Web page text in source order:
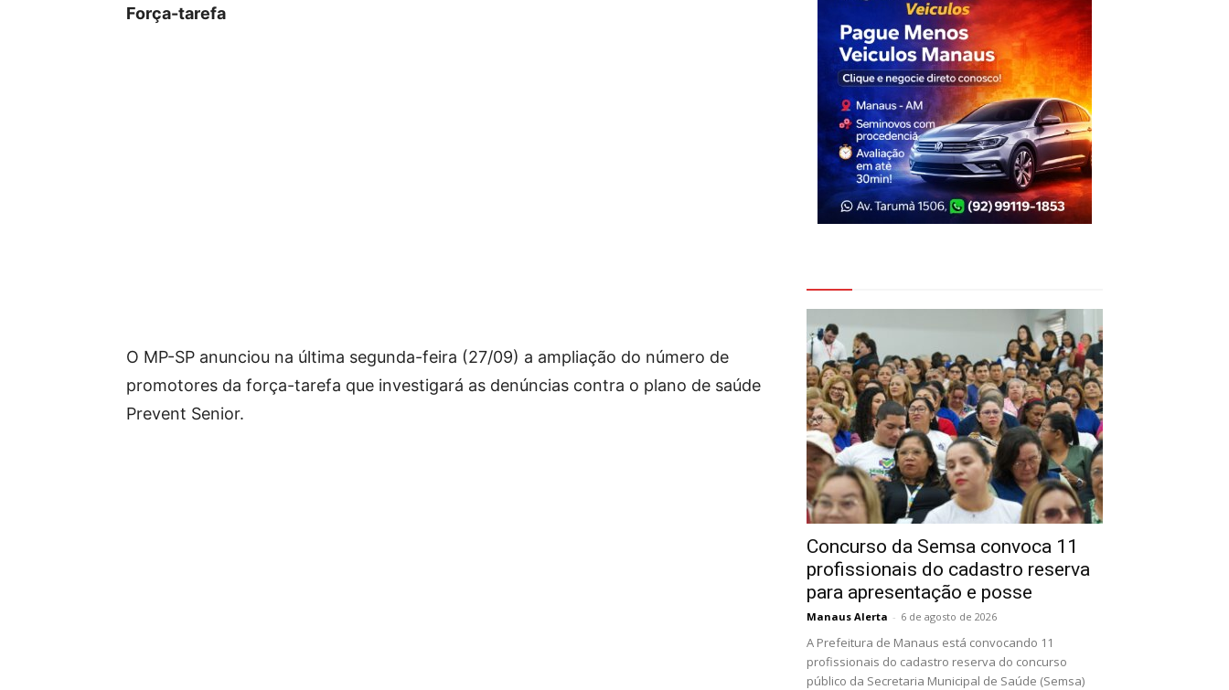
Força-tarefa
O MP-SP anunciou na última segunda-feira (27/09) a ampliação do número de
promotores da força-tarefa que investigará as denúncias contra o plano de saúde
Prevent Senior.
Concurso da Semsa convoca 11
profissionais do cadastro reserva
para apresentação e posse
Manaus Alerta - 6 de agosto de 2026
A Prefeitura de Manaus está convocando 11
profissionais do cadastro reserva do concurso
público da Secretaria Municipal de Saúde (Semsa)